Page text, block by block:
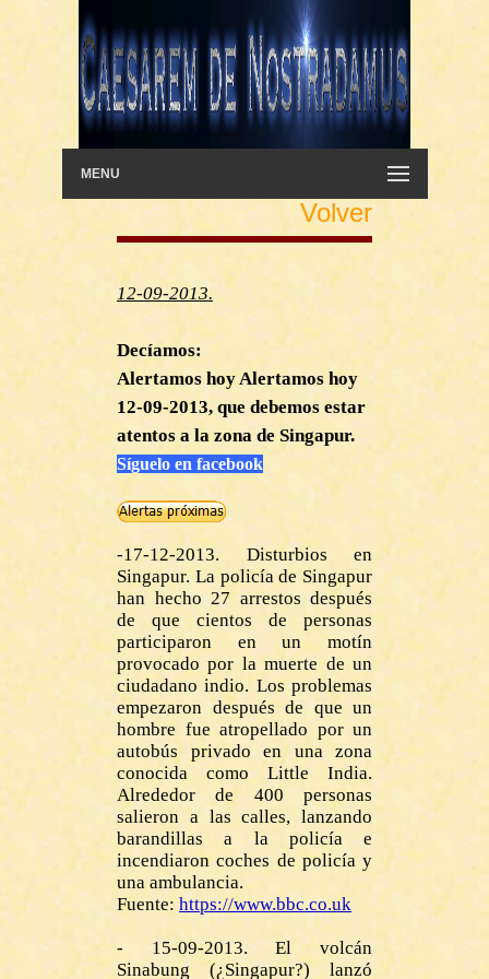
MENU
Volver
12-09-2013.
Decíamos:
Alertamos hoy Alertamos hoy
12-09-2013, que debemos estar
atentos a la zona de Singapur.
Síguelo en facebook
-17-12-2013. Disturbios en
Singapur. La policía de Singapur
han hecho 27 arrestos después
de que cientos de personas
participaron en un motín
provocado por la muerte de un
ciudadano indio. Los problemas
empezaron después de que un
hombre fue atropellado por un
autobús privado en una zona
conocida como Little India.
Alrededor de 400 personas
salieron a las calles, lanzando
barandillas a la policía e
incendiaron coches de policía y
una ambulancia.
Fuente: https://www.bbc.co.uk
- 15-09-2013. El volcán
Sinabung (¿Singapur?) lanzó